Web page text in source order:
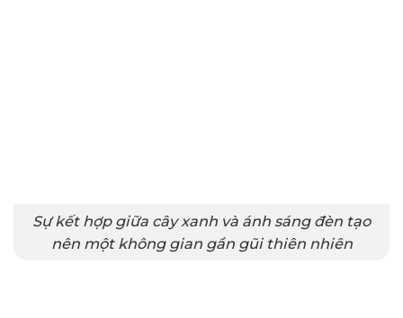
Sự kết hợp giữa cây xanh và ánh sáng đèn tạo
nên một không gian gần gũi thiên nhiên